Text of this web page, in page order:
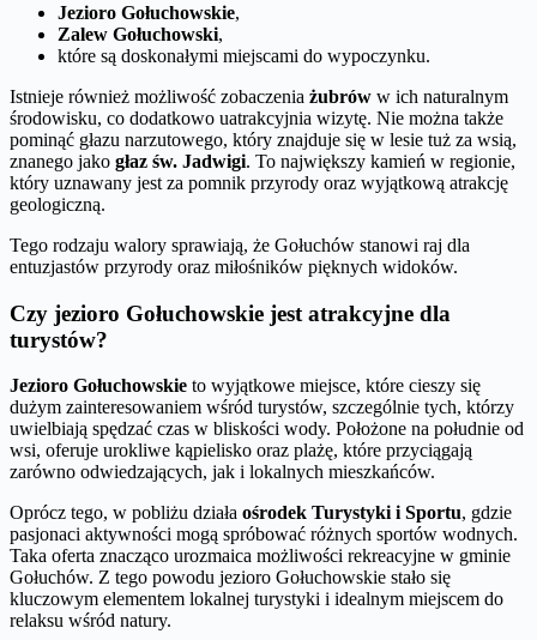
Jezioro Gołuchowskie,
Zalew Gołuchowski,
które są doskonałymi miejscami do wypoczynku.
Istnieje również możliwość zobaczenia żubrów w ich naturalnym
środowisku, co dodatkowo uatrakcyjnia wizytę. Nie można także
pominąć głazu narzutowego, który znajduje się w lesie tuż za wsią,
znanego jako głaz św. Jadwigi. To największy kamień w regionie,
który uznawany jest za pomnik przyrody oraz wyjątkową atrakcję
geologiczną.
Tego rodzaju walory sprawiają, że Gołuchów stanowi raj dla
entuzjastów przyrody oraz miłośników pięknych widoków.
Czy jezioro Gołuchowskie jest atrakcyjne dla
turystów?
Jezioro Gołuchowskie to wyjątkowe miejsce, które cieszy się
dużym zainteresowaniem wśród turystów, szczególnie tych, którzy
uwielbiają spędzać czas w bliskości wody. Położone na południe od
wsi, oferuje urokliwe kąpielisko oraz plażę, które przyciągają
zarówno odwiedzających, jak i lokalnych mieszkańców.
Oprócz tego, w pobliżu działa ośrodek Turystyki i Sportu, gdzie
pasjonaci aktywności mogą spróbować różnych sportów wodnych.
Taka oferta znacząco urozmaica możliwości rekreacyjne w gminie
Gołuchów. Z tego powodu jezioro Gołuchowskie stało się
kluczowym elementem lokalnej turystyki i idealnym miejscem do
relaksu wśród natury.